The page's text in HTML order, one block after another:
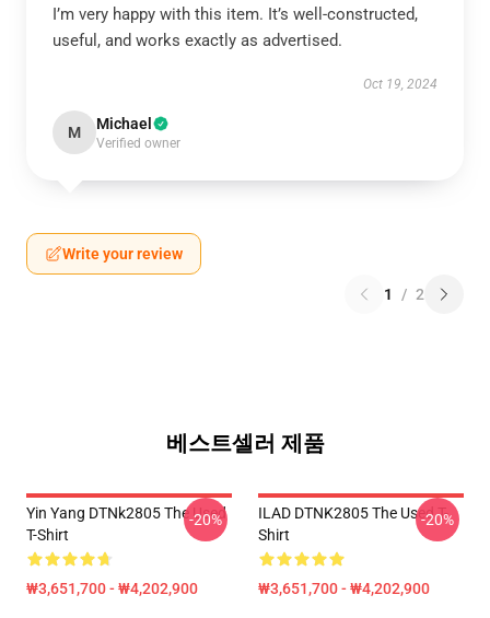
I’m very happy with this item. It’s well-constructed,
useful, and works exactly as advertised.
Oct 19, 2024
M Michael
Verified owner
Write your review
1 / 2
베스트셀러 제품
Yin Yang DTNk2805 The Used
T-Shirt
₩3,651,700 - ₩4,202,900
-20%
ILAD DTNK2805 The Used T-
Shirt
₩3,651,700 - ₩4,202,900
-20%